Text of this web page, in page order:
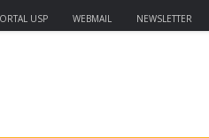
USP WEBMAIL NEWSLETTER